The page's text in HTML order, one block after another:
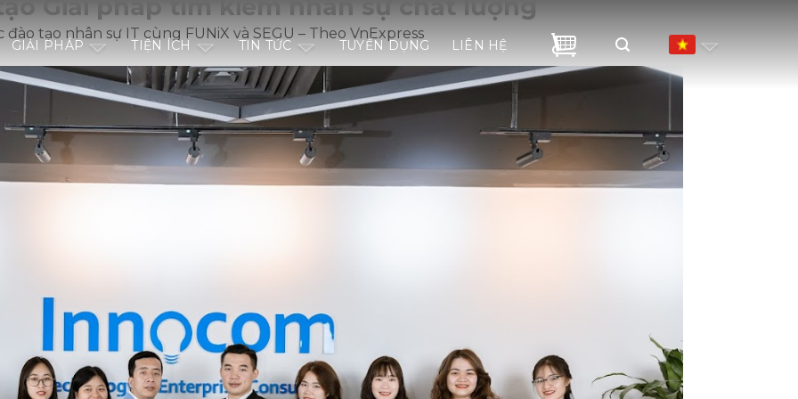
GIẢI PHÁP TIỆN ÍCH TIN TỨC TUYỂN DỤNG LIÊN HỆ
Giải pháp tìm kiếm nhân sự chất lượng
tạo nhân sự IT cùng FUNiX và SEGU – Theo VnExpress